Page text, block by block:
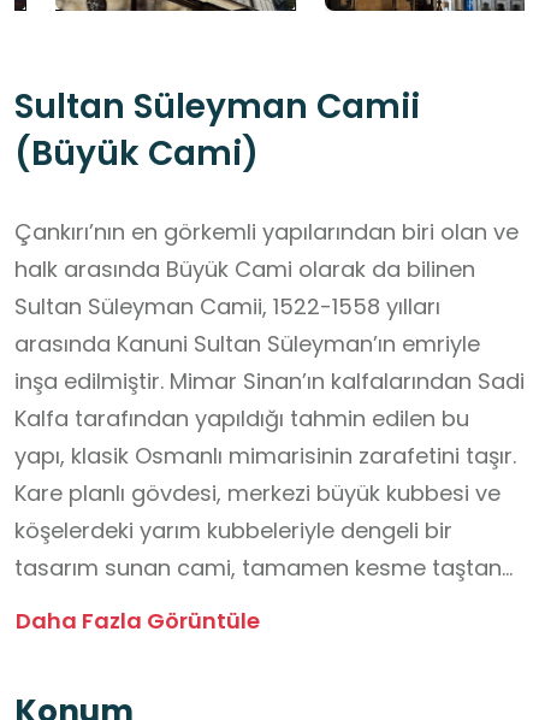
Sultan Süleyman Camii
(Büyük Cami)
Çankırı’nın en görkemli yapılarından biri olan ve
halk arasında Büyük Cami olarak da bilinen
Sultan Süleyman Camii, 1522-1558 yılları
arasında Kanuni Sultan Süleyman’ın emriyle
inşa edilmiştir. Mimar Sinan’ın kalfalarından Sadi
Kalfa tarafından yapıldığı tahmin edilen bu
yapı, klasik Osmanlı mimarisinin zarafetini taşır.
Kare planlı gövdesi, merkezi büyük kubbesi ve
köşelerdeki yarım kubbeleriyle dengeli bir
tasarım sunan cami, tamamen kesme taştan
inşa edilmiştir. İç mekanındaki kalem işi
Daha Fazla Görüntüle